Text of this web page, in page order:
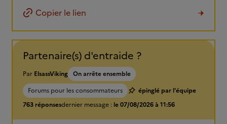
Copier le lien
Partenaire(s) d'entraide ?
Par ElsassViking On arrête ensemble
Forums pour les consommateurs
épinglé par l'équipe
763 réponsesdernier message : le 07/08/2026 à 11:56